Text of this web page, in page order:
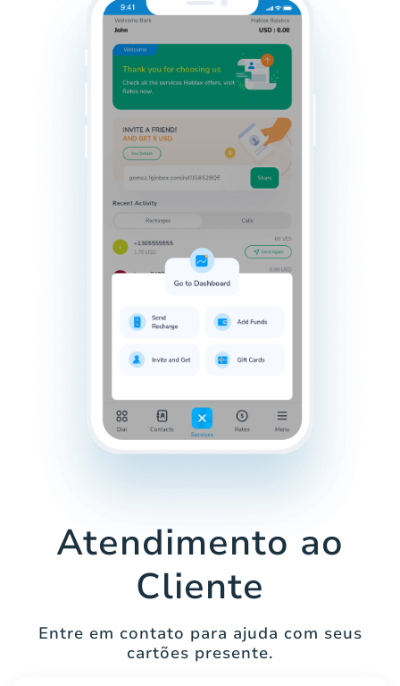
Atendimento ao
Cliente
Entre em contato para ajuda com seus
cartões presente.